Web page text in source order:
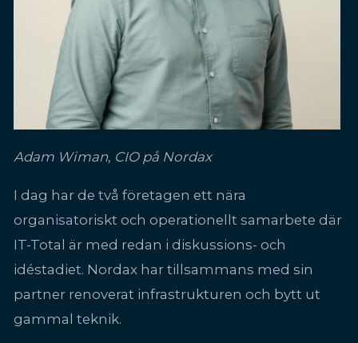
Adam Wiman, CIO på Nordax
I dag har de två företagen ett nära
organisatoriskt och operationellt samarbete där
IT-Total är med redan i diskussions- och
idéstadiet. Nordax har tillsammans med sin
partner renoverat infrastrukturen och bytt ut
gammal teknik.